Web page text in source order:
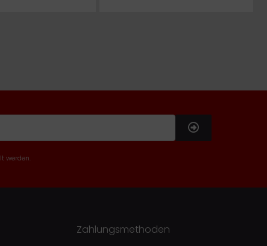
werden.
Zahlungsmethoden